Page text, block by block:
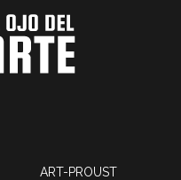
ART-PROUST